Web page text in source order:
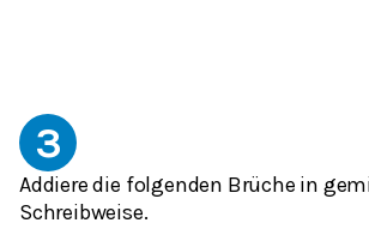
3
Addiere die folgenden Brüche in
Schreibweise.